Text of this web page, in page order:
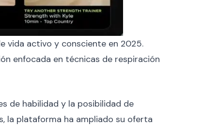
vida activo y consciente en 2025.
enfocada en técnicas de respiración
de habilidad y la posibilidad de
la plataforma ha ampliado su oferta